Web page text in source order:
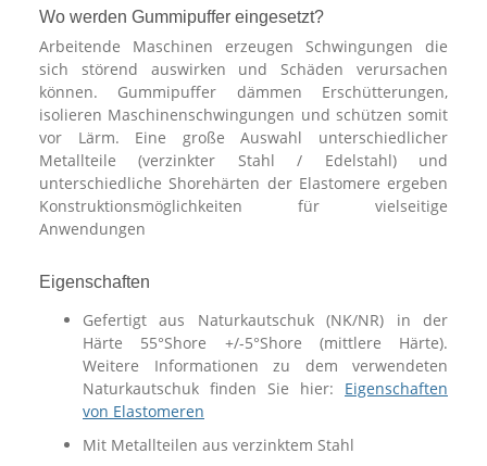
Wo werden Gummipuffer eingesetzt?
Arbeitende Maschinen erzeugen Schwingungen die
sich störend auswirken und Schäden verursachen
können. Gummipuffer dämmen Erschütterungen,
isolieren Maschinenschwingungen und schützen somit
vor Lärm. Eine große Auswahl unterschiedlicher
Metallteile (verzinkter Stahl / Edelstahl) und
unterschiedliche Shorehärten der Elastomere ergeben
Konstruktionsmöglichkeiten für vielseitige
Anwendungen
Eigenschaften
Gefertigt aus Naturkautschuk (NK/NR) in der
Härte 55°Shore +/-5°Shore (mittlere Härte).
Weitere Informationen zu dem verwendeten
Naturkautschuk finden Sie hier: Eigenschaften
von Elastomeren
Mit Metallteilen aus verzinktem Stahl